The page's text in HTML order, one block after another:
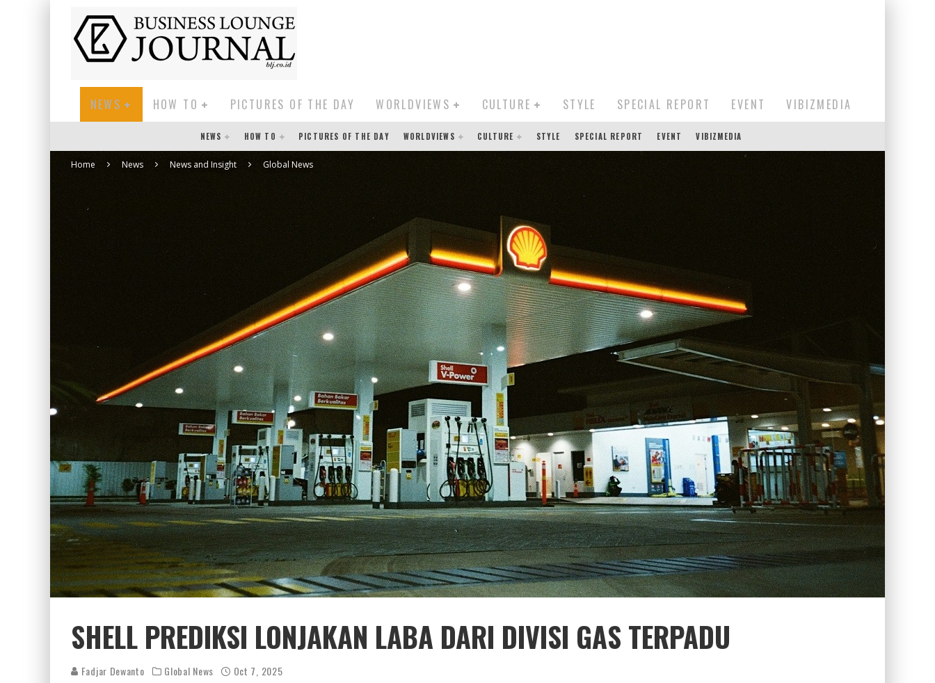
NEWS HOW TO PICTURES OF THE DAY WORLDVIEWS CULTURE STYLE SPECIAL REPORT EVENT VIBIZMEDIA
NEWS HOW TO PICTURES OF THE DAY WORLDVIEWS CULTURE STYLE SPECIAL REPORT EVENT VIBIZMEDIA
Home News News and Insight Global News
SHELL PREDIKSI LONJAKAN LABA DARI DIVISI GAS TERPADU
Fadjar Dewanto Global News Oct 7, 2025